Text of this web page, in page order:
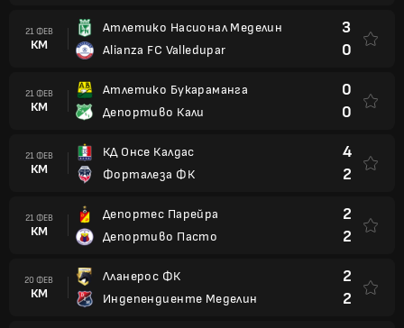
21 ФЕВ
КМ
Атлетико Насионал Меделин
Alianza FC Valledupar
3
0
21 ФЕВ
КМ
Атлетико Букараманга
Депортиво Кали
0
0
21 ФЕВ
КМ
КД Онсе Калдас
Форталеза ФК
4
2
21 ФЕВ
КМ
Депортес Парейра
Депортиво Пасто
2
2
20 ФЕВ
КМ
Лланерос ФК
Индепендиенте Меделин
2
2